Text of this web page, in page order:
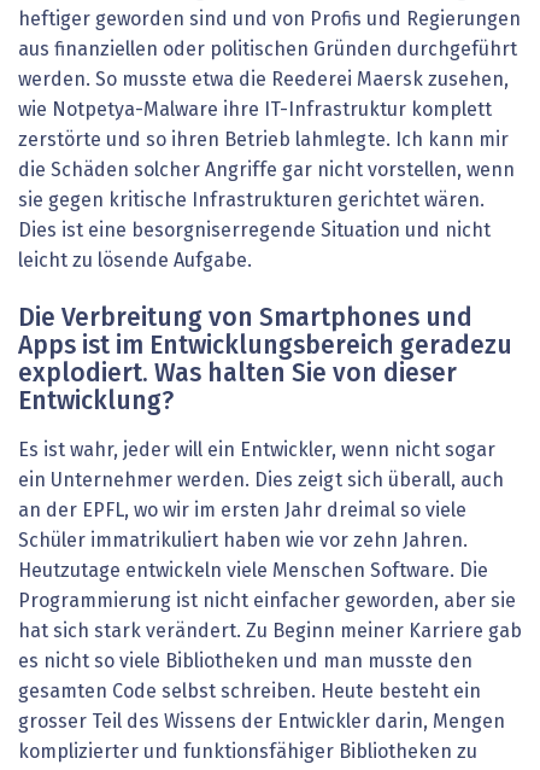
heftiger geworden sind und von Profis und Regierungen
aus finanziellen oder politischen Gründen durchgeführt
werden. So musste etwa die Reederei Maersk zusehen,
wie Notpetya-Malware ihre IT-Infrastruktur komplett
zerstörte und so ihren Betrieb lahmlegte. Ich kann mir
die Schäden solcher Angriffe gar nicht vorstellen, wenn
sie gegen kritische Infrastrukturen gerichtet wären.
Dies ist eine besorgniserregende Situation und nicht
leicht zu lösende Aufgabe.
Die Verbreitung von Smartphones und
Apps ist im Entwicklungsbereich geradezu
explodiert. Was halten Sie von dieser
Entwicklung?
Es ist wahr, jeder will ein Entwickler, wenn nicht sogar
ein Unternehmer werden. Dies zeigt sich überall, auch
an der EPFL, wo wir im ersten Jahr dreimal so viele
Schüler immatrikuliert haben wie vor zehn Jahren.
Heutzutage entwickeln viele Menschen Software. Die
Programmierung ist nicht einfacher geworden, aber sie
hat sich stark verändert. Zu Beginn meiner Karriere gab
es nicht so viele Bibliotheken und man musste den
gesamten Code selbst schreiben. Heute besteht ein
grosser Teil des Wissens der Entwickler darin, Mengen
komplizierter und funktionsfähiger Bibliotheken zu